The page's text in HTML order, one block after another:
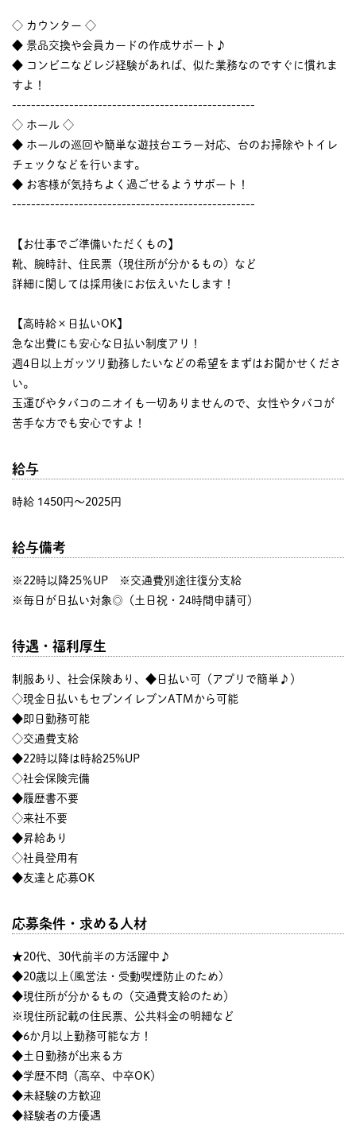
◇ カウンター ◇
◆ 景品交換や会員カードの作成サポート♪
◆ コンビニなどレジ経験があれば、似た業務なのですぐに慣れま
すよ！
---------------------------------------------------
◇ ホール ◇
◆ ホールの巡回や簡単な遊技台エラー対応、台のお掃除やトイレ
チェックなどを行います。
◆ お客様が気持ちよく過ごせるようサポート！
---------------------------------------------------
【お仕事でご準備いただくもの】
靴、腕時計、住民票（現住所が分かるもの）など
詳細に関しては採用後にお伝えいたします！
【高時給×日払いOK】
急な出費にも安心な日払い制度アリ！
週4日以上ガッツリ勤務したいなどの希望をまずはお聞かせくださ
い。
玉運びやタバコのニオイも一切ありませんので、女性やタバコが
苦手な方でも安心ですよ！
給与
時給 1450円〜2025円
給与備考
※22時以降25％UP ※交通費別途往復分支給
※毎日が日払い対象◎（土日祝・24時間申請可）
待遇・福利厚生
制服あり、社会保険あり、◆日払い可（アプリで簡単♪）
◇現金日払いもセブンイレブンATMから可能
◆即日勤務可能
◇交通費支給
◆22時以降は時給25%UP
◇社会保険完備
◆履歴書不要
◇来社不要
◆昇給あり
◇社員登用有
◆友達と応募OK
応募条件・求める人材
★20代、30代前半の方活躍中♪
◆20歳以上(風営法・受動喫煙防止のため)
◆現住所が分かるもの（交通費支給のため）
※現住所記載の住民票、公共料金の明細など
◆6か月以上勤務可能な方！
◆土日勤務が出来る方
◆学歴不問（高卒、中卒OK）
◆未経験の方歓迎
◆経験者の方優遇